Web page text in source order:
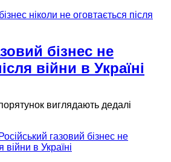
бізнес не
війни в Україні
виглядають дедалі
газовий бізнес не
війни в Україні